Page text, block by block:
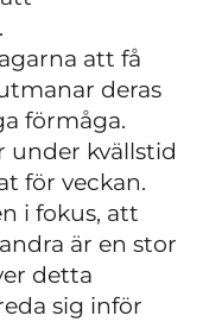
att få
deras
förmåga.
under kvällstid
för veckan.
i fokus, att
är en stor
detta
sig inför